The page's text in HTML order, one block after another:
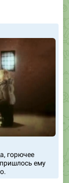
горючее
ему